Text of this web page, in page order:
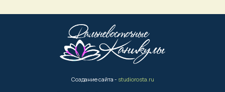
Создание сайта - studiorosta.ru